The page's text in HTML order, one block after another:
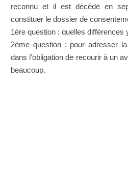
reconnu et il est décédé en
constituer le dossier de
1ère question : quelles différences
2ème question : pour adresser
dans l’obligation de recourir à un
beaucoup.